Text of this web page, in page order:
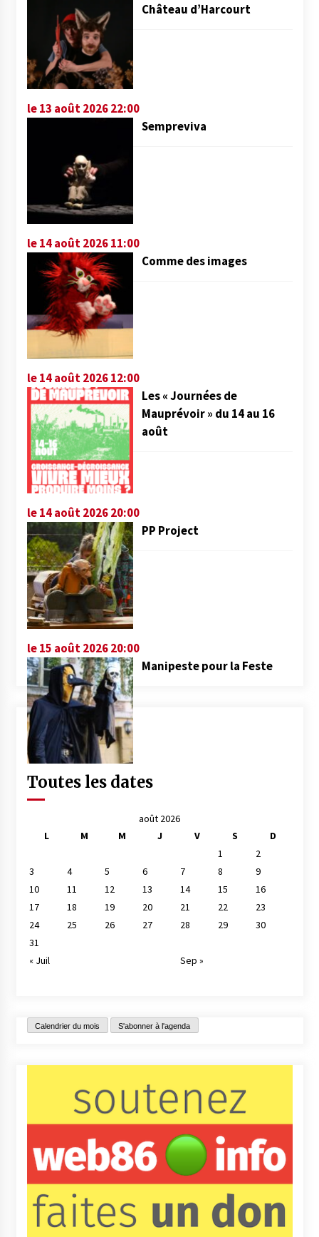
Château d’Harcourt
le 13 août 2026 22:00
Sempreviva
le 14 août 2026 11:00
Comme des images
le 14 août 2026 12:00
Les « Journées de
Mauprévoir » du 14 au 16
août
le 14 août 2026 20:00
PP Project
le 15 août 2026 20:00
Manipeste pour la Feste
Toutes les dates
août 2026
L
M M J V S
D
1
2
3
4 5 6 7 8
9
10
11 12 13 14 15
16
17
18 19 20 21 22
23
24
25 26 27 28 29
30
31
« Juil
Sep »
Calendrier du mois S'abonner à l'agenda